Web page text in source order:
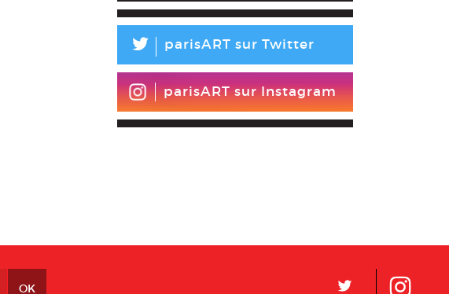
L parisART sur Twitter
parisART sur Instagram
L